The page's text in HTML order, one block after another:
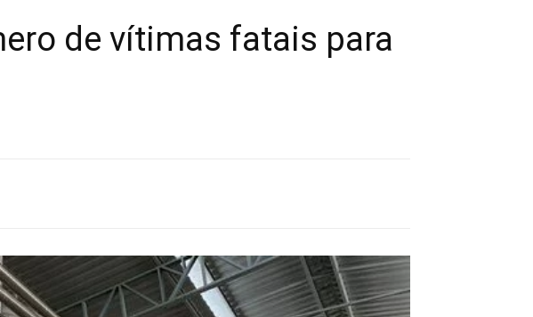
de vítimas fatais para